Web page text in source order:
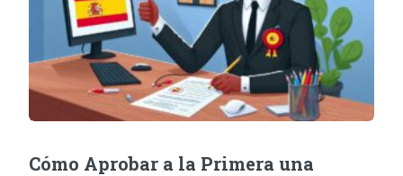
Cómo Aprobar a la Primera una